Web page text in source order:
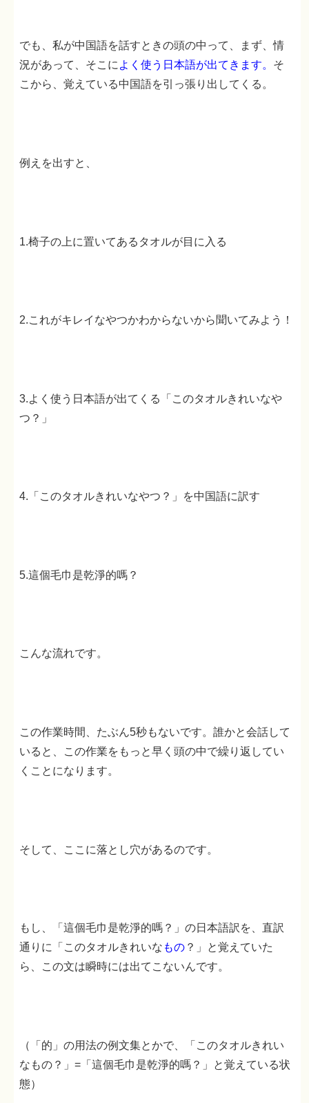
でも、私が中国語を話すときの頭の中って、まず、情
況があって、そこに よく使う日本語が出てきます。 そ
こから、覚えている中国語を引っ張り出してくる。
例えを出すと、
1.椅子の上に置いてあるタオルが目に入る
2.これがキレイなやつかわからないから聞いてみよう！
3.よく使う日本語が出てくる「このタオルきれいなや
つ？」
4.「このタオルきれいなやつ？」を中国語に訳す
5.這個毛巾是乾淨的嗎？
こんな流れです。
この作業時間、たぶん5秒もないです。誰かと会話して
いると、この作業をもっと早く頭の中で繰り返してい
くことになります。
そして、ここに落とし穴があるのです。
もし、「這個毛巾是乾淨的嗎？」の日本語訳を、直訳
通りに「このタオルきれいな もの ？」と覚えていた
ら、この文は瞬時には出てこないんです。
（「的」の用法の例文集とかで、「このタオルきれい
なもの？」=「這個毛巾是乾淨的嗎？」と覚えている状
態）